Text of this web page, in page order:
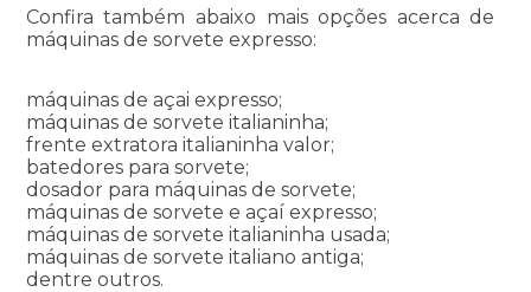
Confira também abaixo mais opções acerca de
máquinas de sorvete expresso:
máquinas de açai expresso;
máquinas de sorvete italianinha;
frente extratora italianinha valor;
batedores para sorvete;
dosador para máquinas de sorvete;
máquinas de sorvete e açaí expresso;
máquinas de sorvete italianinha usada;
máquinas de sorvete italiano antiga;
dentre outros.